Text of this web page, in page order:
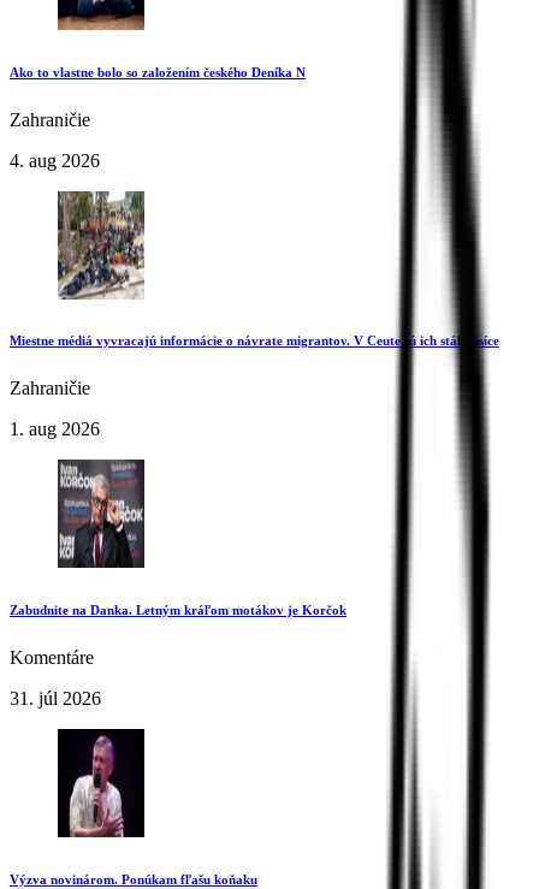
Ako to vlastne bolo so založením českého Deníka N
Zahraničie
4. aug 2026
Miestne médiá vyvracajú informácie o návrate migrantov. V Ceute sú ich stále tisíce
Zahraničie
1. aug 2026
Zabudnite na Danka. Letným kráľom motákov je Korčok
Komentáre
31. júl 2026
Výzva novinárom. Ponúkam fľašu koňaku